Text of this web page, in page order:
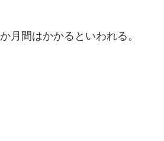
月間はかかるといわれる。